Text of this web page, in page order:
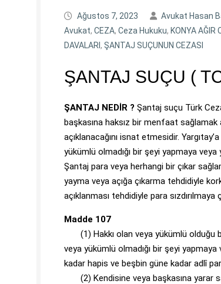
Ağustos 7, 2023 Avukat Hasan
Avukat, CEZA, Ceza Hukuku, KONYA AĞIR
DAVALARI , ŞANTAJ SUÇUNUN CEZASI
ŞANTAJ SUÇU (
ŞANTAJ NEDİR ? Şantaj suçu Türk
başkasına haksız bir menfaat
açıklanacağını isnat etmesidir.
yükümlü olmadığı bir şeyi yapmaya
Şantaj para veya herhangi bir çıkar
yayma veya açığa çıkarma tehdidiyle
açıklanması tehdidiyle para sızdırılmaya
Madde 107
(1) Hakkı olan veya yükümlü olduğu
veya yükümlü olmadığı bir şeyi
kadar hapis ve beşbin güne kadar adlî
(2) Kendisine veya başkasına yarar